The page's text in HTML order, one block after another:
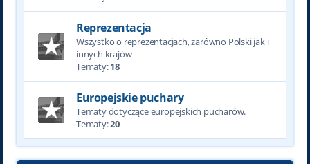
Reprezentacja
Wszystko o reprezentacjach, zarówno Polski jak i
innych krajów
Tematy:18
Europejskie puchary
Tematy dotyczące europejskich pucharów.
Tematy:20